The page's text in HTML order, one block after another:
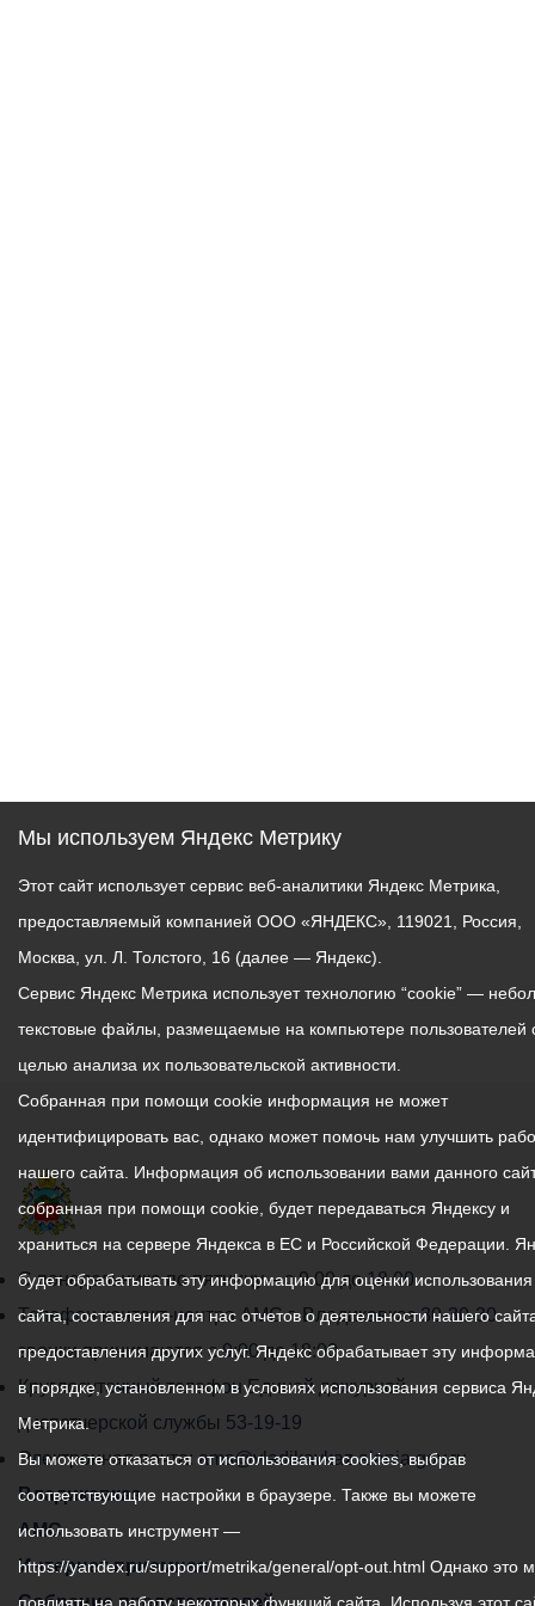
График
работы
администрации
местного
самоуправления
города
Владикавказ:
С понедельника по пятницу – с 9.00 до 18.00
Телефон контакт-центра АМС г. Владикавказ30-30-30
звонки принимаются с 9:00 до 18:00
Круглосуточный телефон Единой дежурной
диспетчерской службы 53-19-19
Электронная почта:ams@vladikavkaz.alania.gov.ru
Владикавказ
АМС
Интернет приемная
Собрание представителей
Мы используем Яндекс Метрику
Этот сайт использует сервис веб-аналитики Яндекс Метрика,
предоставляемый компанией ООО «ЯНДЕКС», 119021, Россия,
Москва, ул. Л. Толстого, 16 (далее — Яндекс).
Сервис Яндекс Метрика использует технологию “cookie” —
текстовые файлы, размещаемые на компьютере пользователей
целью анализа их пользовательской активности.
Собранная при помощи cookie информация не может
идентифицировать вас, однако может помочь нам улучшить
нашего сайта. Информация об использовании вами данного
собранная при помощи cookie, будет передаваться Яндексу и
храниться на сервере Яндекса в ЕС и Российской Федерации.
будет обрабатывать эту информацию для оценки
сайта, составления для нас отчетов о деятельности нашего
предоставления других услуг. Яндекс обрабатывает эту
в порядке, установленном в условиях использования сервиса
Метрика.
Вы можете отказаться от использования cookies, выбрав
соответствующие настройки в браузере. Также вы можете
использовать инструмент —
https://yandex.ru/support/metrika/general/opt-out.html Однако это